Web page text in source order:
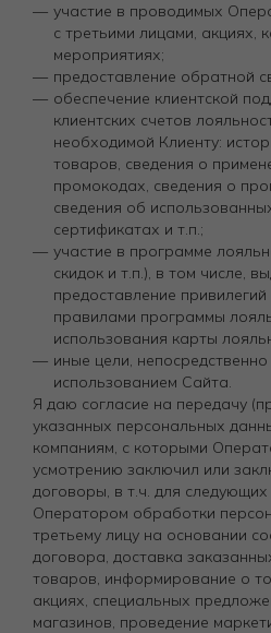
участие в проводимых
с третьими лицами, акциях,
мероприятиях;
предоставление обратной
обеспечение клиентской
клиентских счетов
необходимой Клиенту:
товаров, сведения о
промокодах, сведения о
сведения об
сертификатах и т.п.;
участие в программе
скидок и т.п.), в том числе,
предоставление привилегий
правилами программы
использования карты
иные цели,
использованием Сайта.
Я даю согласие на передачу
указанных персональных
компаниям, с которыми
усмотрению заключил или
договоры, в т.ч. для
Оператором обработки
третьему лицу на основании
договора, доставка
товаров, информирование о
акциях, специальных
магазинов, проведение